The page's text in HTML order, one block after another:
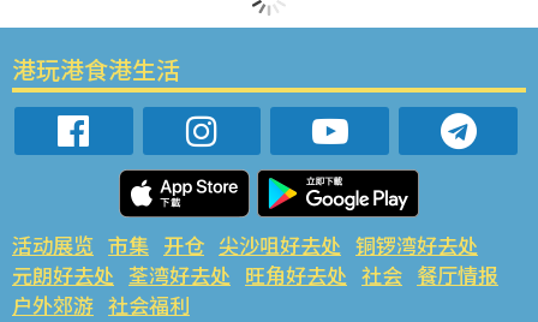
港玩港食港生活
活动展览 市集 开仓 尖沙咀好去处 铜锣湾好去处
元朗好去处 荃湾好去处 旺角好去处 社会 餐厅情报
户外郊游 社会福利